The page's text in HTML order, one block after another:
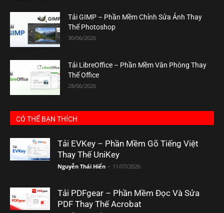
Tải GIMP – Phần Mềm Chỉnh Sửa Ảnh Thay
Thế Photoshop
30/06/2026
Tải LibreOffice – Phần Mềm Văn Phòng Thay
Thế Office
28/06/2026
CÓ THỂ BẠN THÍCH
Tải EVKey – Phần Mềm Gõ Tiếng Việt
Thay Thế UniKey
Nguyễn Thái Hiển - 11/07/2026
Tải PDFgear – Phần Mềm Đọc Và Sửa
PDF Thay Thế Acrobat